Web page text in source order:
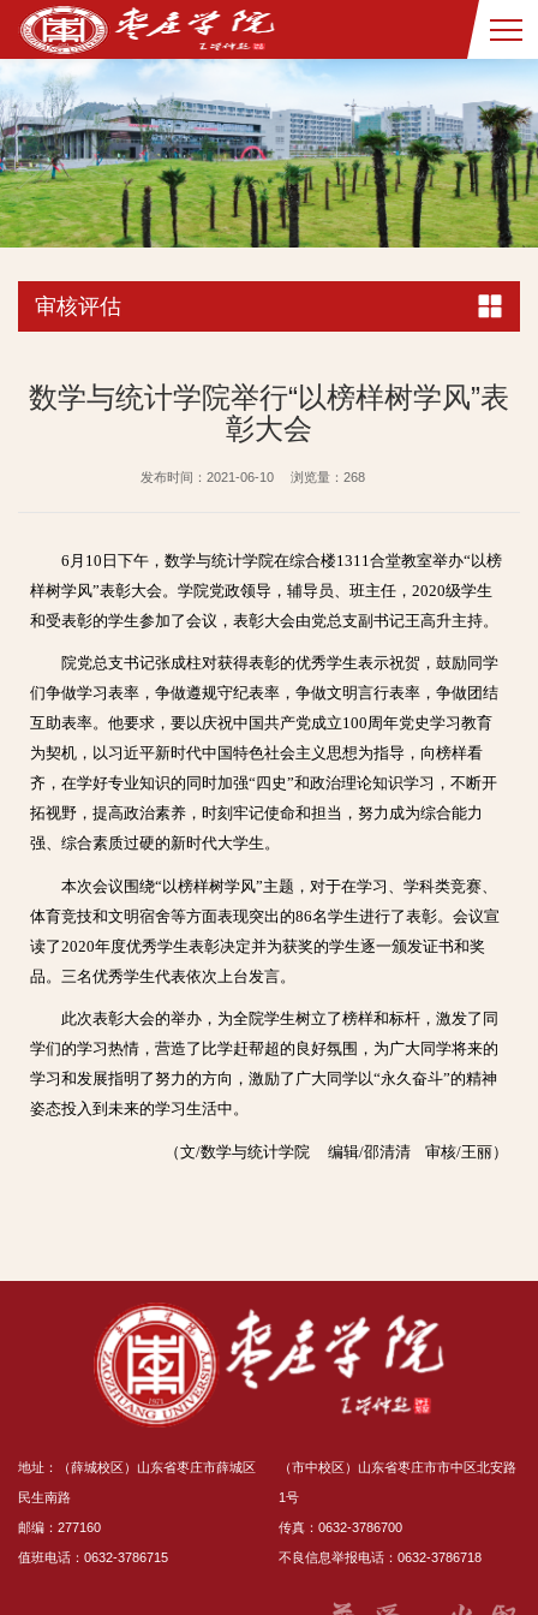
审核评估
数学与统计学院举行“以榜样树学风”表
彰大会
发布时间：2021-06-10 浏览量： 268
6月10日下午，数学与统计学院在综合楼1311合堂教室举办“以榜
样树学风”表彰大会。学院党政领导，辅导员、班主任，2020级学生
和受表彰的学生参加了会议，表彰大会由党总支副书记王高升主持。
院党总支书记张成柱对获得表彰的优秀学生表示祝贺，鼓励同学
们争做学习表率，争做遵规守纪表率，争做文明言行表率，争做团结
互助表率。他要求，要以庆祝中国共产党成立100周年党史学习教育
为契机，以习近平新时代中国特色社会主义思想为指导，向榜样看
齐，在学好专业知识的同时加强“四史”和政治理论知识学习，不断开
拓视野，提高政治素养，时刻牢记使命和担当，努力成为综合能力
强、综合素质过硬的新时代大学生。
本次会议围绕“以榜样树学风”主题，对于在学习、学科类竞赛、
体育竞技和文明宿舍等方面表现突出的86名学生进行了表彰。会议宣
读了2020年度优秀学生表彰决定并为获奖的学生逐一颁发证书和奖
品。三名优秀学生代表依次上台发言。
此次表彰大会的举办，为全院学生树立了榜样和标杆，激发了同
学们的学习热情，营造了比学赶帮超的良好氛围，为广大同学将来的
学习和发展指明了努力的方向，激励了广大同学以“永久奋斗”的精神
姿态投入到未来的学习生活中。
（文/数学与统计学院 编辑/邵清清 审核/王丽）
地址：（薛城校区）山东省枣庄市薛城区
民生南路
邮编：277160
值班电话：0632-3786715
（市中校区）山东省枣庄市市中区北安路
1号
传真：0632-3786700
不良信息举报电话：0632-3786718